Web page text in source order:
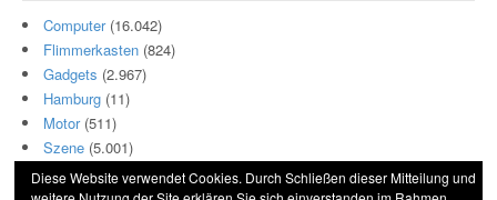
Computer(16.042)
Flimmerkasten (824)
Gadgets (2.967)
Hamburg (11)
Motor(511)
Szene (5.001)
Diese Website verwendet Cookies. Durch Schließen dieser Mitteilung und